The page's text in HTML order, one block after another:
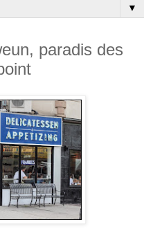
▼
paradis des